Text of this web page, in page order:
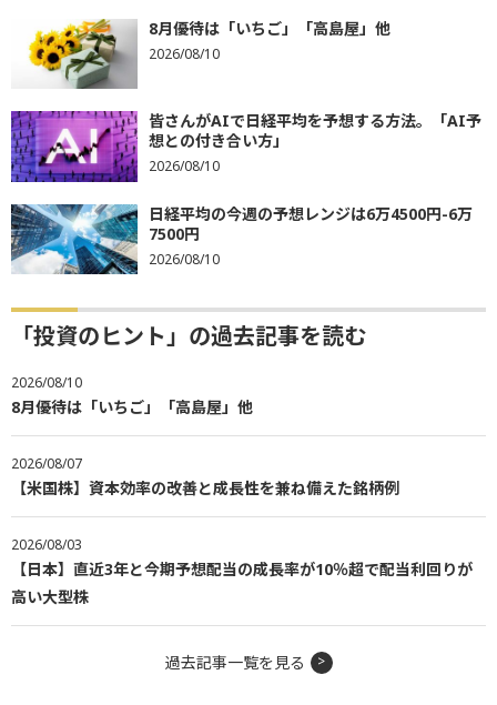
8月優待は「いちご」「高島屋」他
2026/08/10
皆さんがAIで日経平均を予想する方法。「AI予
想との付き合い方」
2026/08/10
日経平均の今週の予想レンジは6万4500円-6万
7500円
2026/08/10
「投資のヒント」の過去記事を読む
2026/08/10
8月優待は「いちご」「高島屋」他
2026/08/07
【米国株】資本効率の改善と成長性を兼ね備えた銘柄例
2026/08/03
【日本】直近3年と今期予想配当の成長率が10％超で配当利回りが
高い大型株
過去記事一覧を見る